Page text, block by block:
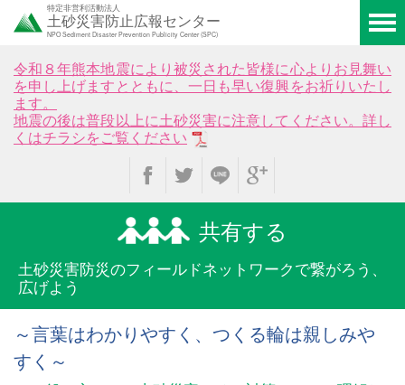
特定非営利活動法人
土砂災害防止広報センター
NPO Sediment Disaster Prevention Publicity Center (SPC)
令和８年熊本地震により被災された皆様に心よりお見舞い
を申し上げますとともに、一日も早い復興をお祈りいたし
ます。
地震の後は普段以上に土砂災害に注意してください。詳し
くはチラシをご覧ください
共有する
土砂災害防災のフィールドネットワークで繋がろう、
広げよう
～言葉はわかりやすく、つくる輪は親しみや
すく～